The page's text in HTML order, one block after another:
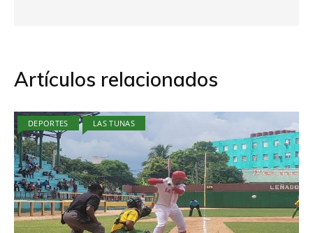
Artículos relacionados
DEPORTES LAS TUNAS